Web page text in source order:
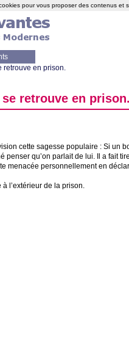
retrouve en prison.
retrouve en prison.
cette sagesse populaire : Si un
qu’on parlait de lui. Il a fait
menacée personnellement en
l’extérieur de la prison.
pour vous proposer des contenus et